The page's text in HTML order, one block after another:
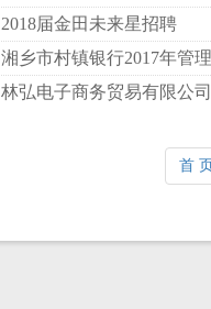
2018届金田未来星招聘
湘乡市村镇银行2017年管
林弘电子商务贸易有限公司
首